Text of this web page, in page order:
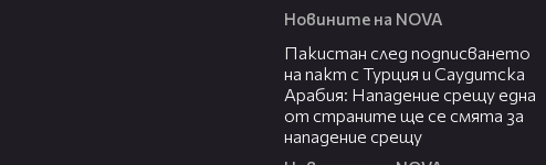
Новините на NOVA
Пакистан след подписването
на пакт с Турция и Саудитска
Арабия: Нападение срещу една
от страните ще се смята за
нападение срещу